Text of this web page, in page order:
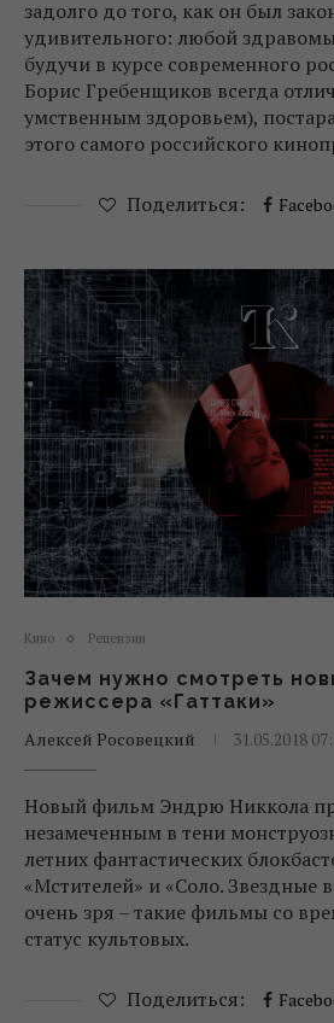
задолго до того, как он был
удивительного: любой
будучи в курсе современного
Борис Гребенщиков всегда
умственным здоровьем),
этого самого российского
Поделиться:
Кино Рецензии
Зачем нужно смотреть
режиссера «Гаттаки»
Алексей Росовецкий
31.05.2018
Новый фильм Эндрю Никкола
незамеченным в тени
летних фантастических
«Мстителей» и «Соло. Звездные
очень зря – такие фильмы со
статус культовых.
Поделиться: